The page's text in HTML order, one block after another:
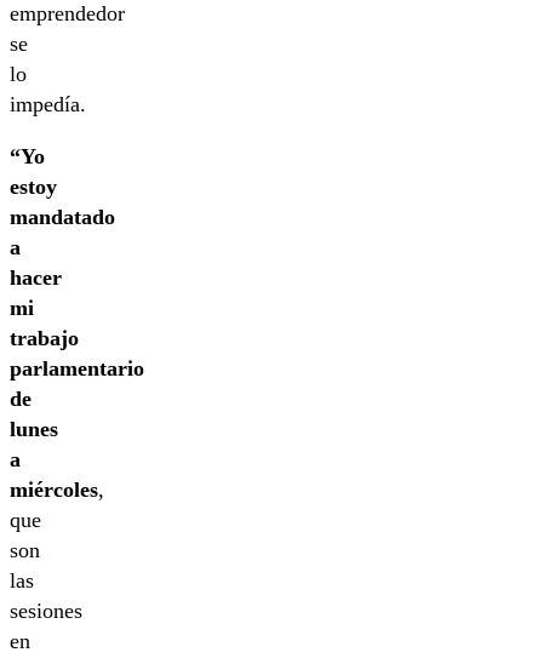
emprendedor
se
lo
impedía.
“Yo
estoy
mandatado
a
hacer
mi
trabajo
parlamentario
de
lunes
a
miércoles,
que
son
las
sesiones
en